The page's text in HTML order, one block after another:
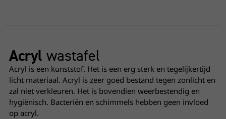
Acryl wastafel
Acryl is een kunststof. Het is een erg sterk en tegelijkertijd
licht materiaal. Acryl is zeer goed bestand tegen zonlicht en
zal niet verkleuren. Het is bovendien weerbestendig en
hygiënisch. Bacteriën en schimmels hebben geen invloed
op acryl.